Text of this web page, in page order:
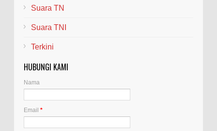
Suara TN
Suara TNI
Terkini
HUBUNGI KAMI
Nama
Email *